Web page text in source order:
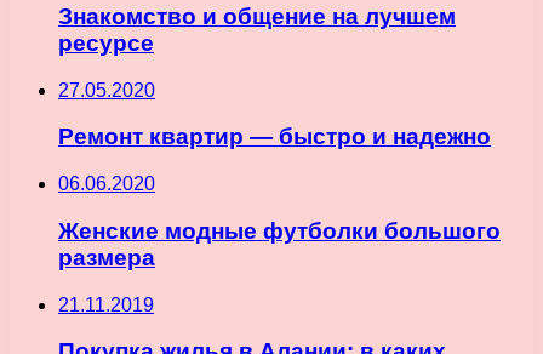
Знакомство и общение на лучшем
ресурсе
27.05.2020
Ремонт квартир — быстро и надежно
06.06.2020
Женские модные футболки большого
размера
21.11.2019